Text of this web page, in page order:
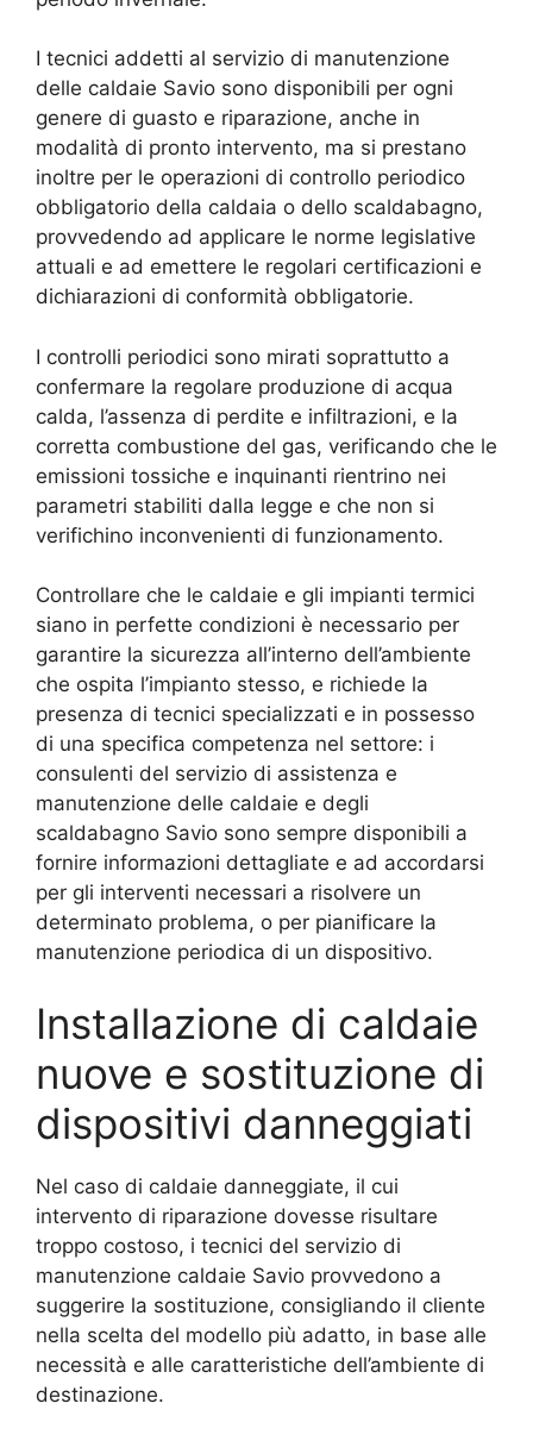
I tecnici addetti al servizio di manutenzione
delle caldaie Savio sono disponibili per ogni
genere di guasto e riparazione, anche in
modalità di pronto intervento, ma si prestano
inoltre per le operazioni di controllo periodico
obbligatorio della caldaia o dello scaldabagno,
provvedendo ad applicare le norme legislative
attuali e ad emettere le regolari certificazioni e
dichiarazioni di conformità obbligatorie.
I controlli periodici sono mirati soprattutto a
confermare la regolare produzione di acqua
calda, l’assenza di perdite e infiltrazioni, e la
corretta combustione del gas, verificando che le
emissioni tossiche e inquinanti rientrino nei
parametri stabiliti dalla legge e che non si
verifichino inconvenienti di funzionamento.
Controllare che le caldaie e gli impianti termici
siano in perfette condizioni è necessario per
garantire la sicurezza all’interno dell’ambiente
che ospita l’impianto stesso, e richiede la
presenza di tecnici specializzati e in possesso
di una specifica competenza nel settore: i
consulenti del servizio di assistenza e
manutenzione delle caldaie e degli
scaldabagno Savio sono sempre disponibili a
fornire informazioni dettagliate e ad accordarsi
per gli interventi necessari a risolvere un
determinato problema, o per pianificare la
manutenzione periodica di un dispositivo.
Installazione di caldaie
nuove e sostituzione di
dispositivi danneggiati
Nel caso di caldaie danneggiate, il cui
intervento di riparazione dovesse risultare
troppo costoso, i tecnici del servizio di
manutenzione caldaie Savio provvedono a
suggerire la sostituzione, consigliando il cliente
nella scelta del modello più adatto, in base alle
necessità e alle caratteristiche dell’ambiente di
destinazione.